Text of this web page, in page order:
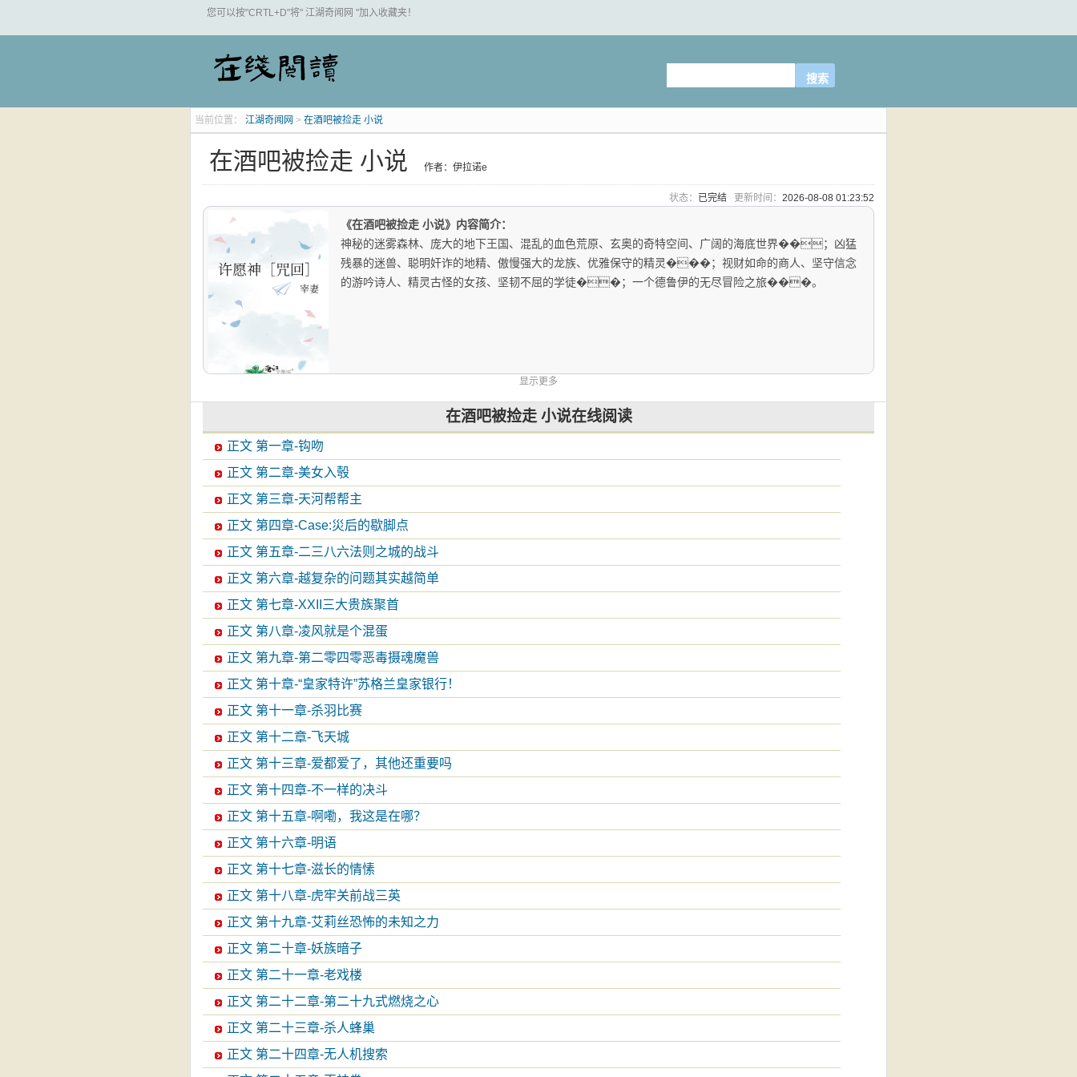
您可以按"CRTL+D"将" 江湖奇闻网 "加入收藏夹！
当前位置： 江湖奇闻网 > 在酒吧被捡走 小说
在酒吧被捡走 小说 作者：伊拉诺e
状态： 已完结 更新时间： 2026-08-08 01:23:52
《在酒吧被捡走 小说》内容简介：
神秘的迷雾森林、庞大的地下王国、混乱的血色荒原、玄奥的奇特空间、广阔的海底世界��；凶猛
残暴的迷兽、聪明奸诈的地精、傲慢强大的龙族、优雅保守的精灵���；视财如命的商人、坚守信念
的游吟诗人、精灵古怪的女孩、坚韧不屈的学徒��；一个德鲁伊的无尽冒险之旅���。
显示更多
在酒吧被捡走 小说在线阅读
正文 第一章-钩吻
正文 第二章-美女入彀
正文 第三章-天河帮帮主
正文 第四章-Case:災后的歇脚点
正文 第五章-二三八六法则之城的战斗
正文 第六章-越复杂的问题其实越简单
正文 第七章-XXII三大贵族聚首
正文 第八章-凌风就是个混蛋
正文 第九章-第二零四零恶毒摄魂魔兽
正文 第十章-“皇家特许”苏格兰皇家银行！
正文 第十一章-杀羽比赛
正文 第十二章-飞天城
正文 第十三章-爱都爱了，其他还重要吗
正文 第十四章-不一样的决斗
正文 第十五章-啊嘞，我这是在哪？
正文 第十六章-明语
正文 第十七章-滋长的情愫
正文 第十八章-虎牢关前战三英
正文 第十九章-艾莉丝恐怖的未知之力
正文 第二十章-妖族暗子
正文 第二十一章-老戏楼
正文 第二十二章-第二十九式燃烧之心
正文 第二十三章-杀人蜂巢
正文 第二十四章-无人机搜索